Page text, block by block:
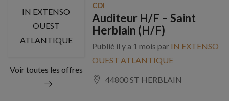
IN EXTENSO
OUEST
ATLANTIQUE
Voir toutes les offres
CDI
Auditeur H/F – Saint
Herblain (H/F)
Publié il y a 1 mois par IN EXTENSO
OUEST ATLANTIQUE
44800 ST HERBLAIN